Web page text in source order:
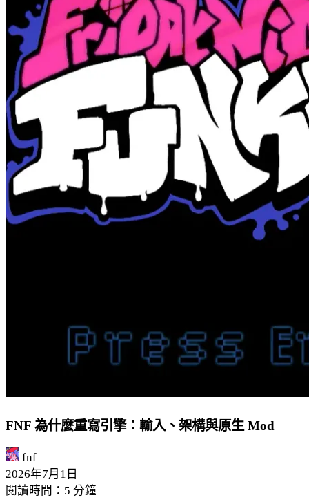
FNF 為什麼重寫引擎：輸入、架構與原生 Mod
fnf
2026年7月1日
閱讀時間：5 分鐘